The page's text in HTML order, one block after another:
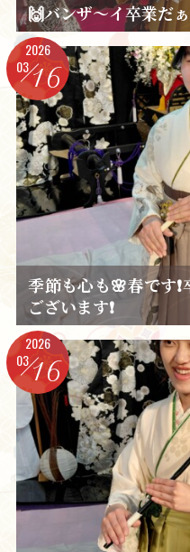
🙌バンザ～イ卒業だ
2026
0316
季節も心も🌸春です
ございます❗
2026
0316